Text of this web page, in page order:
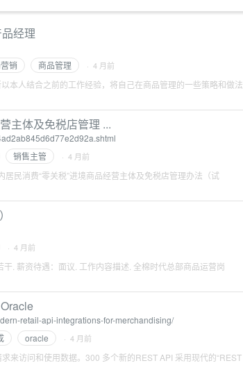
经理
销 商品管理 · 4 月前
本人结合之前的工作经验，将自己在商品管理的一些策略和做法
主体及免税店管理 ...
销售主管 · 4 月前
民消费“零关税”进境商品经营主体及免税店管理办法（试
· 4 月前
. 薪资待遇：面议. 工作内容描述. 全棉时代总部商品运营岗
retail-api-integrations-for-merchandising/
oracle · 4 月前
来访问和使用数据。300 多个新的REST API 采用现代的“REST